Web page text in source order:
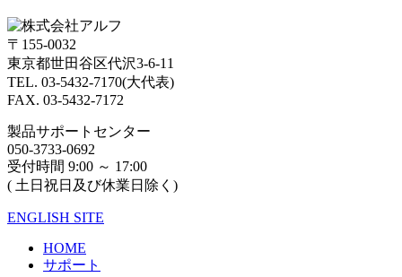
〒155-0032
東京都世田谷区代沢3-6-11
TEL. 03-5432-7170(大代表)
FAX. 03-5432-7172
製品サポートセンター
050-3733-0692
受付時間 9:00 ～ 17:00
( 土日祝日及び休業日除く)
ENGLISH SITE
HOME
サポート